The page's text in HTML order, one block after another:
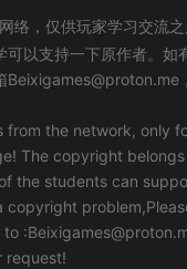
络，仅供玩家学习交流
可以支持一下原作者。如
Beixigames@proton.me
from the network, only
The copyright
the students can
copyright
to :
request!